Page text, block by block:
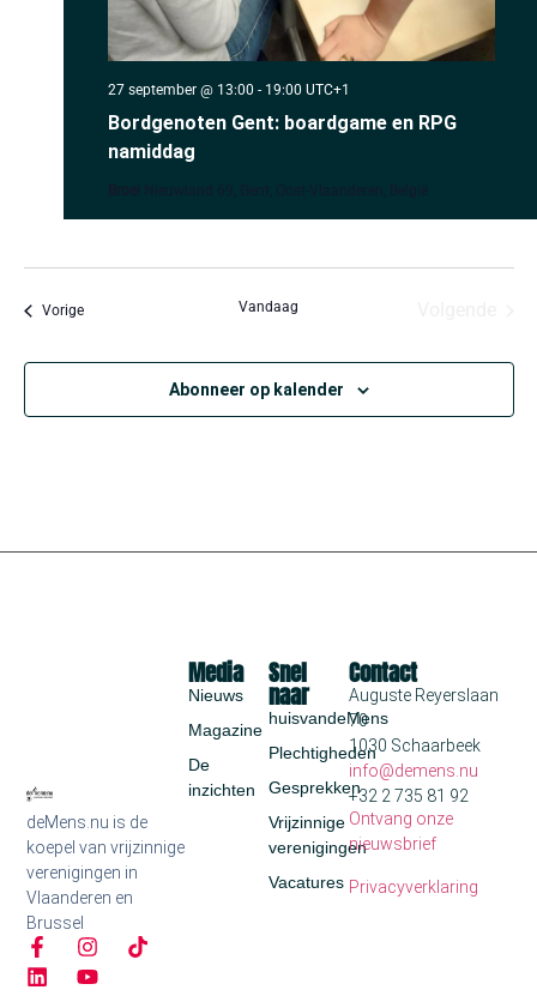
Bordgenoten Gent: boardgame en RPG
namiddag
27 september @ 13:00 - 19:00 UTC+1
VorigeEvenementen Vandaag
Abonneer op kalender
deMens.nu is de
koepel van vrijzinnige
verenigingen in
Vlaanderen en
Brussel
Snel
naar
huisvandeMens
Plechtigheden
Gesprekken
Vrijzinnige
verenigingen
Vacatures
Media
Nieuws
Magazine
De
inzichten
Contact
Auguste Reyerslaan
70
1030 Schaarbeek
info@demens.nu
+32 2 735 81 92
Ontvang onze
nieuwsbrief
Privacyverklaring